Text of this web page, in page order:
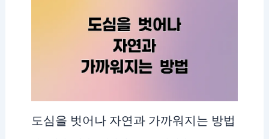
도심을 벗어나 자연과 가까워지는 방법